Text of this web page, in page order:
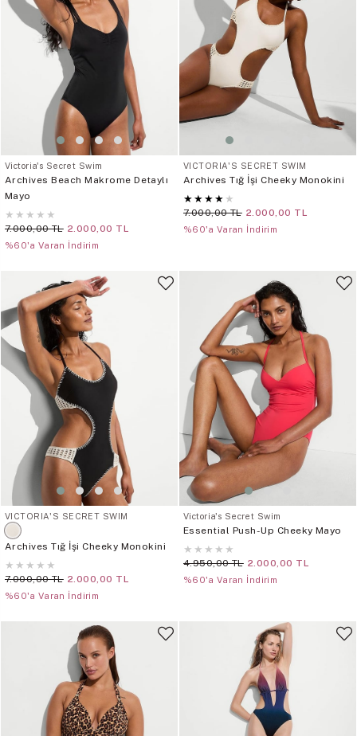
Victoria's Secret Swim
Archives Beach Makrome Detaylı
Mayo
★ ★ ★ ★ ★
7.000,00 TL 2.000,00 TL
%60'a Varan İndirim
VICTORIA'S SECRET SWIM
Archives Tığ İşi Cheeky Monokini
★ ★ ★ ★ ★
7.000,00 TL 2.000,00 TL
%60'a Varan İndirim
VICTORIA'S SECRET SWIM
Archives Tığ İşi Cheeky Monokini
★ ★ ★ ★ ★
7.000,00 TL 2.000,00 TL
%60'a Varan İndirim
Victoria's Secret Swim
Essential Push-Up Cheeky Mayo
★ ★ ★ ★ ★
4.950,00 TL 2.000,00 TL
%60'a Varan İndirim